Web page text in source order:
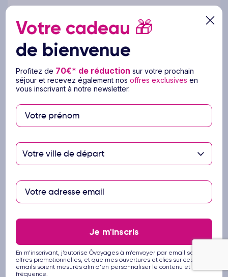
Ce prix comprend
Les vols spéciaux ou low-cost aller-retour (billets
émis dès la réservation sur low-cost) - (escale
possible à l'aller ou/et au retour) -
La taxe de solidarité et de carbone de 13€ par
Les taxes aéroportuaires et surcharges carburant
(soumis à variation)
L'hébergement selon la catégorie de chambre
choisie lors de la réservation
formule «Tout compris».
Tout ce qui n'est pas mentionné dans le
paragraphe « Le prix comprend »
La hausse carburant (réajustement possible après
la réservation)
Votre cadeau 🎁
de bienvenue
Profitez de 70€* de réduction sur votre prochain
séjour et recevez également nosoffres exclusives en
vous inscrivant à notre newsletter.
Votre ville de départ
Je m'inscris
En m’inscrivant, j’autorise Ôvoyages à m’envoyer par email ses
offres promotionnelles, et que mes ouvertures et clics sur ces
emails soient mesurés afin d'en personnaliser le contenu et la
fréquence.